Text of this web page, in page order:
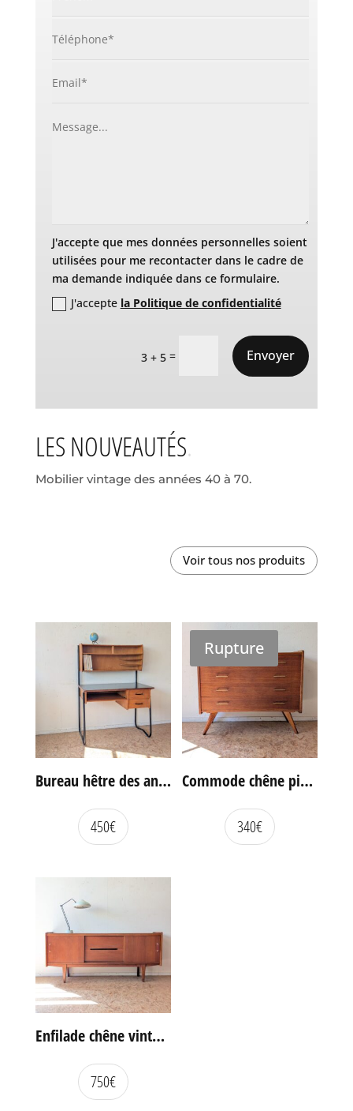
J'accepte que mes données personnelles soient
utilisées pour me recontacter dans le cadre de
ma demande indiquée dans ce formulaire.
J'accepte la Politique de confidentialité
3 + 5 = Envoyer
LES NOUVEAUTÉS
Mobilier vintage des années 40 à 70.
Voir tous nos produits
Bureau hêtre des années 60
450€
Rupture
Commode chêne pieds compas vintage
340€
Enfilade chêne vintage portes coulissantes
750€